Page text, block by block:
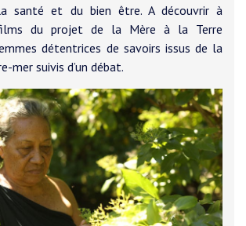
santé et du bien être. A découvrir à
du projet de la Mère à la Terre
détentrices de savoirs issus de la
mer suivis d’un débat.